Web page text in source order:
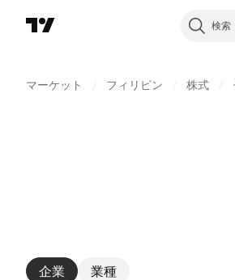
検索
マーケット フィリピン 株式
企業 業種